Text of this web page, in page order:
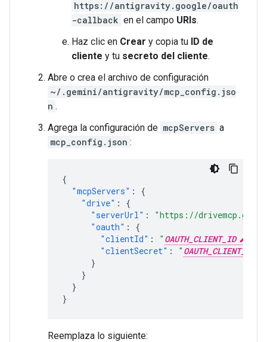
https://antigravity.google/oauth
-callback en el campo URIs.
Haz clic en Crear y copia tu ID de
cliente y tu secreto del cliente.
Abre o crea el archivo de configuración
~/.gemini/antigravity/mcp_config.jso
n .
Agrega la configuración de mcpServers a
mcp_config.json :
{
"mcpServers" :
{
"drive" :
{
"serverUrl" :
"https://
"oauth" :
{
"clientId" : " OAUTH_CLIENT_ID
"clientSecret" : "
}
}
}
}
Reemplaza lo siguiente: